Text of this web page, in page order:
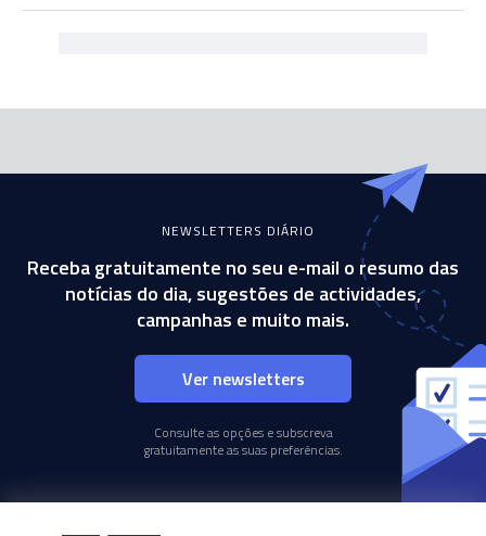
NEWSLETTERS DIÁRIO
Receba gratuitamente no seu e-mail o resumo das
notícias do dia, sugestões de actividades,
campanhas e muito mais.
Ver newsletters
Consulte as opções e subscreva
gratuitamente as suas preferências.